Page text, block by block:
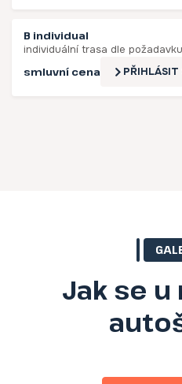
B individual
individuální trasa dle
smluvní cena PŘIHLÁSIT
Jak se u